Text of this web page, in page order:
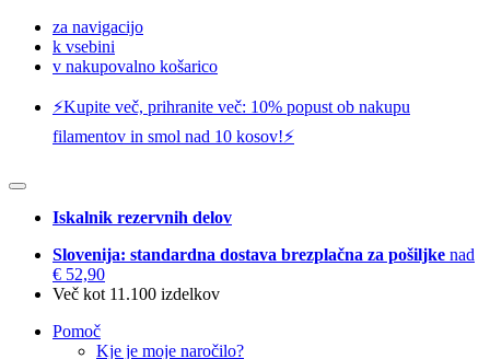
za navigacijo
k vsebini
v nakupovalno košarico
⚡️Kupite več, prihranite več: 10% popust ob nakupu
filamentov in smol nad 10 kosov!⚡️
Iskalnik rezervnih delov
Slovenija: standardna dostava brezplačna za pošiljke nad
€ 52,90
Več kot 11.100 izdelkov
Pomoč
Kje je moje naročilo?